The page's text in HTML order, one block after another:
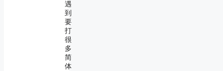
遇
到
要
打
很
多
简
体